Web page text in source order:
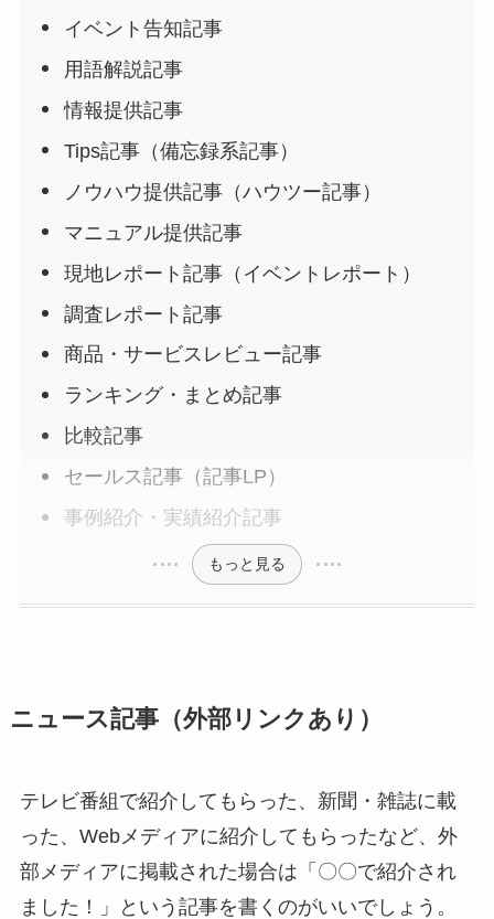
イベント告知記事
用語解説記事
情報提供記事
Tips記事（備忘録系記事）
ノウハウ提供記事（ハウツー記事）
マニュアル提供記事
現地レポート記事（イベントレポート）
調査レポート記事
商品・サービスレビュー記事
ランキング・まとめ記事
比較記事
セールス記事（記事LP）
事例紹介・実績紹介記事
もっと見る
ニュース記事（外部リンクあり）
テレビ番組で紹介してもらった、新聞・雑誌に載
った、Webメディアに紹介してもらったなど、外
部メディアに掲載された場合は「〇〇で紹介され
ました！」という記事を書くのがいいでしょう。